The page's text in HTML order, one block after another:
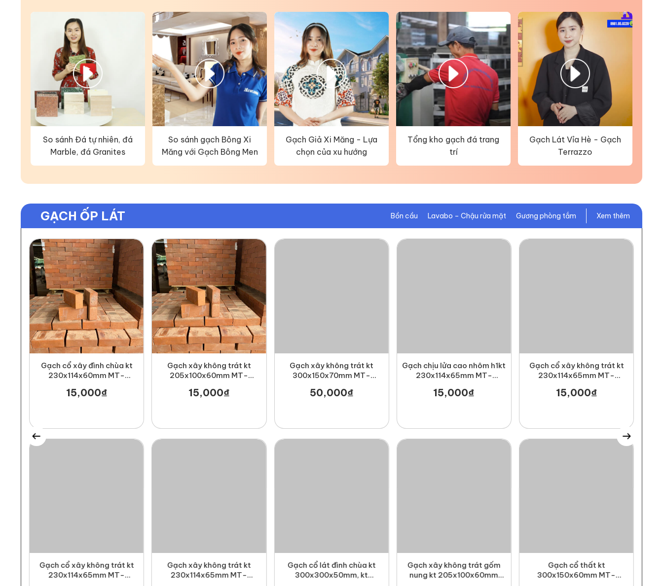
So sánh Đá tự nhiên, đá
Marble, đá Granites
So sánh gạch Bông Xi
Măng với Gạch Bông Men
Gạch Giả Xi Măng - Lựa
chọn của xu hướng
Tổng kho gạch đá trang
trí
Gạch Lát Vỉa Hè - Gạch
Terrazzo
GẠCH ỐP LÁT Bồn cầu Lavabo – Chậu rửa mặt Gương phòng tắm Xem thêm
Gạch cổ xây đình chùa kt
230x114x60mm MT-
15,000₫
Gạch cổ xây không trát kt
230x114x65mm MT-
Gạch xây không trát kt
205x100x60mm MT-
15,000₫
Gạch xây không trát kt
230x114x65mm MT-
Gạch xây không trát kt
300x150x70mm MT-
50,000₫
Gạch cổ lát đình chùa kt
300x300x50mm, kt
Gạch chịu lửa cao nhôm h1kt
230x114x65mm MT-
15,000₫
Gạch xây không trát gốm
nung kt 205x100x60mm
Gạch cổ xây không trát kt
230x114x65mm MT-
15,000₫
Gạch cổ thất kt
300x150x60mm MT-